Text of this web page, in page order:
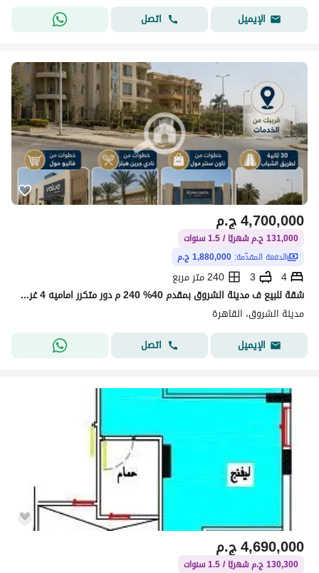
الإيميل
اتصل
ج.م4,700,000
131,000 ج.م شهريًا / 1.5 سنوات
الدفعة المقدّمة: 1,880,000 ج.م
4
3
240 متر مربع
شقة للبيع ف مدينة الشروق بمقدم 40% 240 م دور متكرر اماميه 4 غرف و 3 حمام ، 30 ثانيه لطريق الشباب و نادى جرين هيلز
مدينة الشروق، القاهرة
الإيميل
اتصل
ج.م4,690,000
130,300 ج.م شهريًا / 1.5 سنوات